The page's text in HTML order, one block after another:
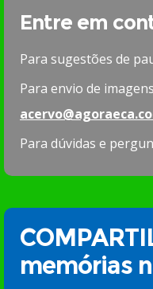
Entre em
Para sugestões de
Para envio de
Para dúvidas e
memórias